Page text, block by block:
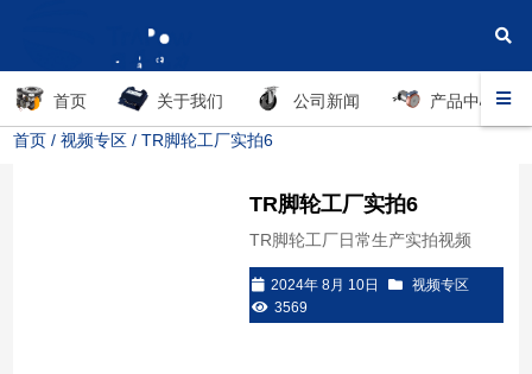
首页 关于我们 公司新闻 产品中心
首页 /视频专区 / TR脚轮工厂实拍6
TR脚轮工厂实拍6
TR脚轮工厂日常生产实拍视频
2024年 8月 10日
视频专区
3569